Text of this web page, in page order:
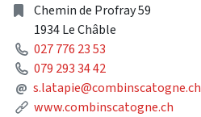
Address
Chemin de Profray 59
1934 Le Châble
Phone
027 776 23 53
Phone
079 293 34 42
@ Mail
s.latapie@combinscatogne.ch
Link
www.combinscatogne.ch